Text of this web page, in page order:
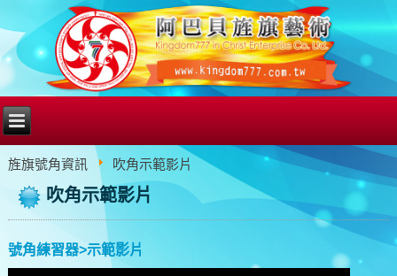
旌旗號角資訊 吹角示範影片
吹角示範影片
號角練習器>示範影片